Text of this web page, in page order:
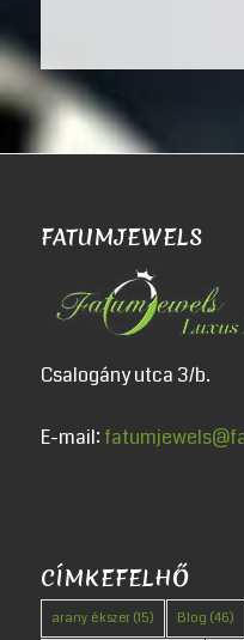
FATUMJEWELS
Csalogány utca 3/b.
E-mail:
CÍMKEFELHŐ
arany ékszer(15) Blog (46)